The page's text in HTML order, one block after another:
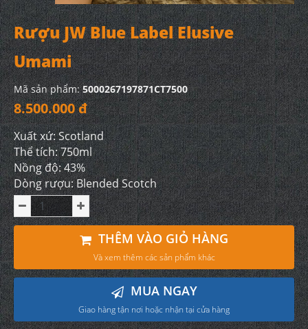
Rượu JW Blue Label Elusive
Umami
Mã sản phẩm:5000267197871CT7500
8.500.000 đ
Xuất xứ: Scotland
Thể tích: 750ml
Nồng độ: 43%
Dòng rượu: Blended Scotch
THÊM VÀO GIỎ HÀNG
Và xem thêm các sản phẩm khác
MUA NGAY
Giao hàng tận nơi hoặc nhận tại cửa hàng